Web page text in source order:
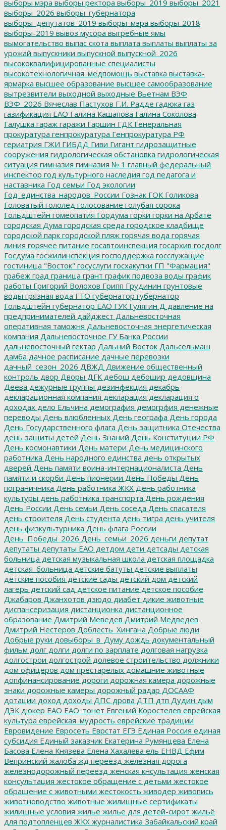
выборы мэра выборы ректора выборы_2019 выборы_2021
выборы_2026 выборы_губернатора
выборы_депутатов_2019 выборы_мэра выборы-2018
выборы-2019 вывоз мусора выгребные ямы
вымогательство выпас скота выплата выплаты выплаты за
урожай выпускники выпускной выпускной_2026
высококвалифицированные специалисты
высокотехнологичная_медпомощь выставка выставка-
ярмарка высшее образование высшее самообразование
вытрезвители выходной выходные Вьетнам ВЭФ
ВЭФ_2026 Вячеслав Пастухов Г.И. Радде гадюка газ
газификация ЕАО Галина Кашапова Галина Соколова
Галушка гараж гаражи Гаршин ГДК Генеральная
прокуратура генпрокуратура Генпрокуратура РФ
гериатрия ГЖИ ГИБДД Гиви Гигант гидрозащитные
сооружения гидрологическая обстановка гидрологическая
ситуация гимназия гимназия № 1 главный федеральный
инспектор год культурного наследия год педагога и
наставника Год семьи Год экологии
Год_единства_народов_России Гознак ГОК Голикова
Головатый гололед голосование голубая сорока
Гольдштейн гомеопатия Гордума горки горки на Арбате
городская Дума городская среда городское кладбище
городской парк городской пляж горячая вода горячая
линия горячее питание госавтоинспекция госархив госдолг
Госдума госжилинспекция господдержка госслужащие
гостиница "Восток" госуслуги госхакупки ГП "Фармация"
грабеж град граница грант график подвоза воды график
работы Григорий Волохов Грипп Грудинин грунтовые
воды грязная вода ГТО губернатор губернатор
Гольдштейн губернатор ЕАО ГУК Гулягин Д давление на
предпринимателей дайджест Дальневосточная
оперативная таможня Дальневосточная энергетическая
компания Дальневосточное ГУ Банка России
дальневосточный гектар Дальний Восток Дальсельмаш
дамба дачное расписание дачные перевозки
дачный_сезон_2026 ДВЖД Движение общественный
контроль двор Дворы ДГК дебош дебошир дедовщина
Деева дежурные группы дезинфекция декабрь
декларационная компания декларация декларация о
доходах дело Ельчина демография демогрфия денежные
переводы День влюбленных День географа День города
День Государственного флага День защитника Отечества
день защиты детей День Знаний День Конституции РФ
День космонавтики День матери День медицинского
работника День народного единства день открытых
дверей День памяти воина-интернационалиста День
памяти и скорби День пионерии День Победы День
пограничника День работника ЖКХ День работника
культуры день работника транспорта День рождения
День России День семьи День соседа День спасателя
день строителя День студента день тигра день учителя
день физкультурника День флага России
День_Победы_2026 День_семьи_2026 деньги депутат
депутаты депутаты ЕАО детдом дети детсады детская
больница детская музыкальная школа детская площадка
детская_больница детские батуты детские выплаты
детские пособия детские сады детский дом детский
лагерь детский сад детское питание детское пособие
Джабаров Джанхотов дзюдо диабет дикие животные
диспансеризация дистанционка дистанционное
образование Дмитрий Меведев Дмитрий Медведев
Дмитрий Нестеров Доблесть_Хингана Добрые люди
Добрые руки довыборы_в_Думу дождь документальный
фильм долг долги долги по зарплате долговая нагрузка
долгострои долгострой долевое строительство должники
дом офицеров дом престарелых домашние животные
допфинансирование дороги дорожная камера дорожные
знаки дорожные камеры дорожный радар ДОСААФ
дотации доход доходы ДПС дрова ДТП дтп Дудин дым
ДЭК дюкер ЕАО ЕАО_тонет Евгений Коростелев еврейская
культура еврейская_мудрость еврейские традиции
Евровидение Евросеть Еврстат ЕГЭ Единая Россия единая
субсидия Единый заказчик Екатерина Румянцева Елена
Басова Елена Князева Елена Хахалева ель ЕНВД Ефим
Вепринский жалоба жд переезд железная дорога
железнодорожный переезд женская кнсультация женская
консультация жестокое обращение с детьми жестокое
обращение с животными жестокость живодер живопись
животноводство животные жилищные сертификаты
жилищные условия жилье жилье для детей-сирот жильё
для подтопленцев ЖКХ журналистика Забайкальский край